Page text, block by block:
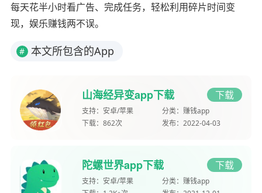
每天花半小时看广告、完成任务，轻松利用碎片时间变
现，娱乐赚钱两不误。
# 本文所包含的App
山海经异变app下载 下载
支持： 安卓/苹果 分类： 赚钱app
下载： 862次 发布： 2022-04-03
陀螺世界app下载 下载
支持： 安卓/苹果 分类： 赚钱app